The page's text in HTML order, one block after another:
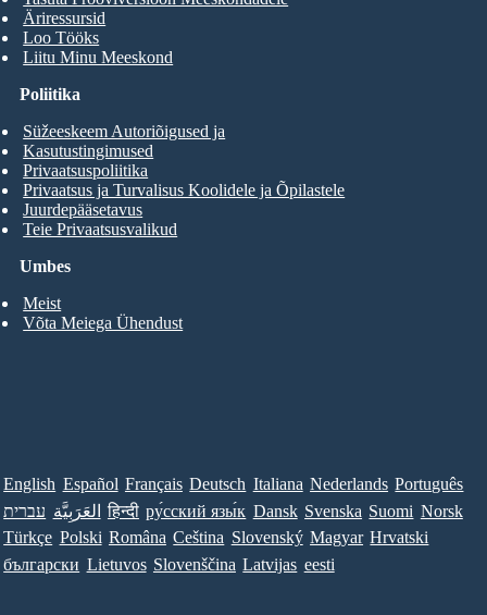
Äriressursid
Loo Tööks
Liitu Minu Meeskond
Umbes
Meist
Võta Meiega Ühendust
Poliitika
Süžeeskeem Autoriõigused ja
Kasutustingimused
Privaatsuspoliitika
Privaatsus ja Turvalisus Koolidele ja Õpilastele
Juurdepääsetavus
Teie Privaatsusvalikud
English Español Français Deutsch Italiana Nederlands Português
עברית العَرَبِيَّة हिन्दी ру́сский язы́к Dansk Svenska Suomi Norsk
Türkçe Polski Româna Ceština Slovenský Magyar Hrvatski
български Lietuvos Slovenščina Latvijas eesti